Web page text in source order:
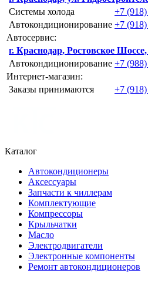
Системы холода
+7
Автокондиционирование +7
Автосервис:
г. Краснодар, Ростовское Шоссе,
Автокондиционирование +7
Интернет-магазин:
Заказы принимаются
+7
Каталог
Автокондиционеры
Аксессуары
Запчасти к чиллерам
Комплектующие
Компрессоры
Крыльчатки
Масло
Электродвигатели
Электронные компоненты
Ремонт автокондиционеров